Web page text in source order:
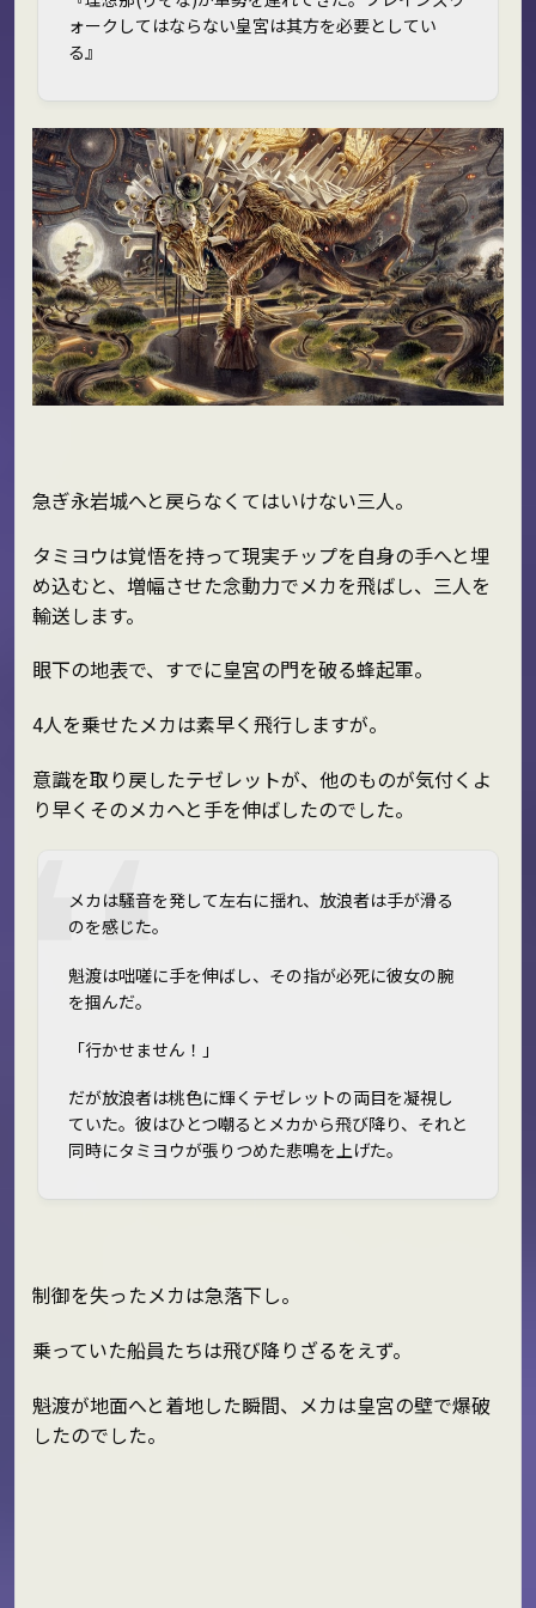
ォークしてはならない――皇宮は其方を必要としてい
る』
急ぎ永岩城へと戻らなくてはいけない三人。
タミヨウは覚悟を持って現実チップを自身の手へと埋
め込むと、増幅させた念動力でメカを飛ばし、三人を
輸送します。
眼下の地表で、すでに皇宮の門を破る蜂起軍。
4人を乗せたメカは素早く飛行しますが。
意識を取り戻したテゼレットが、他のものが気付くよ
り早くそのメカへと手を伸ばしたのでした。
メカは騒音を発して左右に揺れ、放浪者は手が滑る
のを感じた。
魁渡は咄嗟に手を伸ばし、その指が必死に彼女の腕
を掴んだ。
「行かせません！」
だが放浪者は桃色に輝くテゼレットの両目を凝視し
ていた。彼はひとつ嘲るとメカから飛び降り、それと
同時にタミヨウが張りつめた悲鳴を上げた。
制御を失ったメカは急落下し。
乗っていた船員たちは飛び降りざるをえず。
魁渡が地面へと着地した瞬間、メカは皇宮の壁で爆破
したのでした。